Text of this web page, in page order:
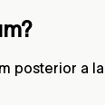
a